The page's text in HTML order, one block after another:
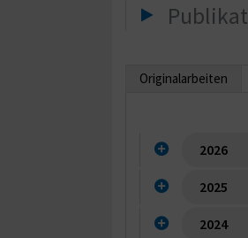
Originalarbeiten
2026
2025
2024